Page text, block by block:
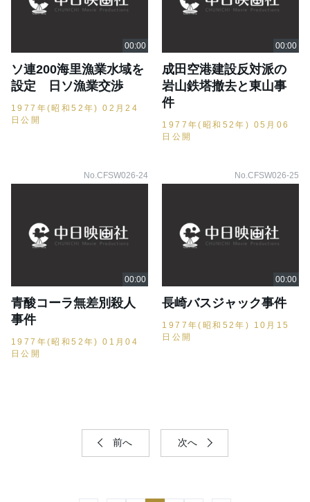
ソ連200海里漁業水域を
設定 日ソ漁業交渉
1977年(昭和52年) 02月24
日公開
成田空港建設反対派の
岩山鉄塔撤去と東山事
件
1977年(昭和52年) 05月06
日公開
No.CFSW026-24
青酸コーラ無差別殺人
事件
1977年(昭和52年) 01月04
日公開
No.CFSW026-25
長崎バスジャック事件
1977年(昭和52年) 10月15
日公開
前へ 次へ